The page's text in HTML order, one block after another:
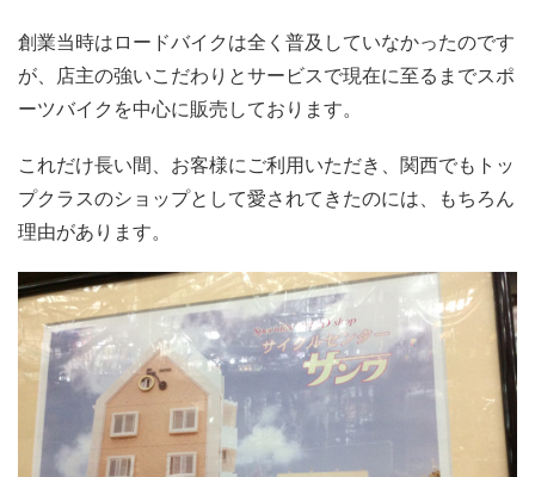
創業当時はロードバイクは全く普及していなかったのです
が、店主の強いこだわりとサービスで現在に至るまでスポ
ーツバイクを中心に販売しております。
これだけ長い間、お客様にご利用いただき、関西でもトッ
プクラスのショップとして愛されてきたのには、もちろん
理由があります。